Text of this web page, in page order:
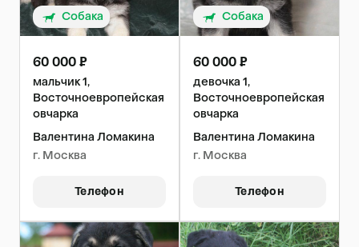
Собака
60 000 ₽
мальчик 1,
Восточноевропейская
овчарка
Валентина Ломакина
г. Москва
Телефон
Собака
60 000 ₽
девочка 1,
Восточноевропейская
овчарка
Валентина Ломакина
г. Москва
Телефон